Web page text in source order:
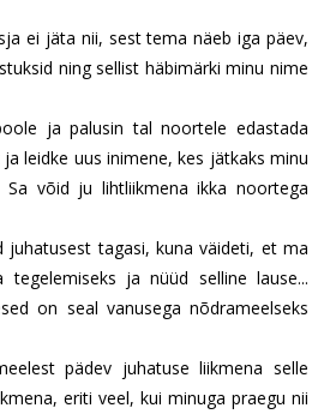
ei jäta nii, sest tema näeb iga päev,
ning sellist häbimärki minu nime
ja palusin tal noortele edastada
leidke uus inimene, kes jätkaks minu
võid ju lihtliikmena ikka noortega
tagasi, kuna väideti, et ma
ja nüüd selline lause...
on seal vanusega nõdrameelseks
pädev juhatuse liikmena selle
eriti veel, kui minuga praegu nii